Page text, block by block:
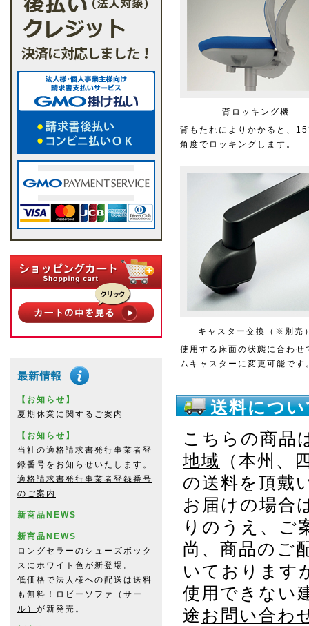
【お知らせ】
夏期休業に関するご案内
【お知らせ】
当社の適格請求書発行事業者登
録番号をお知らせいたします。
適格請求書発行事業者登録番号
のご案内
新商品NEWS
新商品NEWS
ロングセラーのシューズボック
スに ホワイト色が新登場。
低価格で法人様への配送は送料
も無料！
ロビーソファ（サー
ル） が新発売。
背ロッキング機
背もたれによりかかると、
角度でロッキングします。
キャスター交換（※別売
使用する床面の状態に合わせ
ムキャスターに変更可能です
送料につ
こちらの商品
地域
（本州、
の送料を頂戴
お届けの場合
りのうえ、ご
尚、商品のご
いております
使用できない
途 お問い合わ